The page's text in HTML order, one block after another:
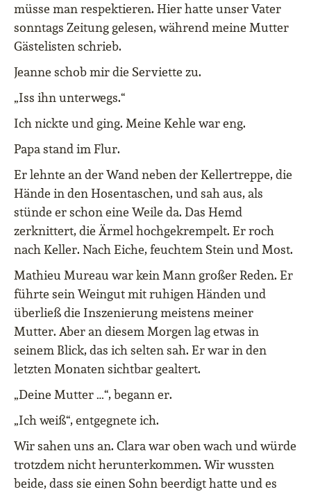
müsse man respektieren. Hier hatte unser Vater
sonntags Zeitung gelesen, während meine Mutter
Gästelisten schrieb.
Jeanne schob mir die Serviette zu.
„Iss ihn unterwegs.“
Ich nickte und ging. Meine Kehle war eng.
Papa stand im Flur.
Er lehnte an der Wand neben der Kellertreppe, die
Hände in den Hosentaschen, und sah aus, als
stünde er schon eine Weile da. Das Hemd
zerknittert, die Ärmel hochgekrempelt. Er roch
nach Keller. Nach Eiche, feuchtem Stein und Most.
Mathieu Mureau war kein Mann großer Reden. Er
führte sein Weingut mit ruhigen Händen und
überließ die Inszenierung meistens meiner
Mutter. Aber an diesem Morgen lag etwas in
seinem Blick, das ich selten sah. Er war in den
letzten Monaten sichtbar gealtert.
„Deine Mutter …“, begann er.
„Ich weiß“, entgegnete ich.
Wir sahen uns an. Clara war oben wach und würde
trotzdem nicht herunterkommen. Wir wussten
beide, dass sie einen Sohn beerdigt hatte und es